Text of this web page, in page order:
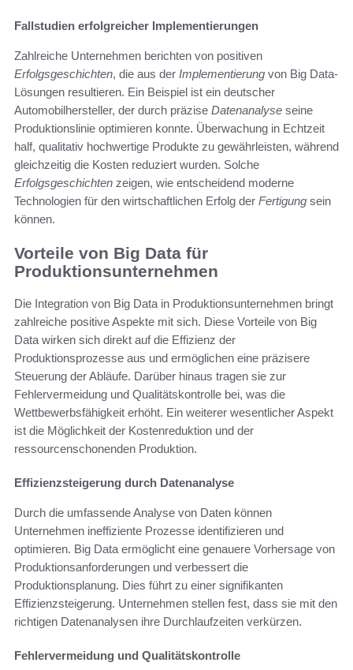
Fallstudien erfolgreicher Implementierungen
Zahlreiche Unternehmen berichten von positiven
Erfolgsgeschichten, die aus der Implementierung von Big Data-
Lösungen resultieren. Ein Beispiel ist ein deutscher
Automobilhersteller, der durch präzise Datenanalyse seine
Produktionslinie optimieren konnte. Überwachung in Echtzeit
half, qualitativ hochwertige Produkte zu gewährleisten, während
gleichzeitig die Kosten reduziert wurden. Solche
Erfolgsgeschichten zeigen, wie entscheidend moderne
Technologien für den wirtschaftlichen Erfolg der Fertigung sein
können.
Vorteile von Big Data für
Produktionsunternehmen
Die Integration von Big Data in Produktionsunternehmen bringt
zahlreiche positive Aspekte mit sich. Diese Vorteile von Big
Data wirken sich direkt auf die Effizienz der
Produktionsprozesse aus und ermöglichen eine präzisere
Steuerung der Abläufe. Darüber hinaus tragen sie zur
Fehlervermeidung und Qualitätskontrolle bei, was die
Wettbewerbsfähigkeit erhöht. Ein weiterer wesentlicher Aspekt
ist die Möglichkeit der Kostenreduktion und der
ressourcenschonenden Produktion.
Effizienzsteigerung durch Datenanalyse
Durch die umfassende Analyse von Daten können
Unternehmen ineffiziente Prozesse identifizieren und
optimieren. Big Data ermöglicht eine genauere Vorhersage von
Produktionsanforderungen und verbessert die
Produktionsplanung. Dies führt zu einer signifikanten
Effizienzsteigerung. Unternehmen stellen fest, dass sie mit den
richtigen Datenanalysen ihre Durchlaufzeiten verkürzen.
Fehlervermeidung und Qualitätskontrolle